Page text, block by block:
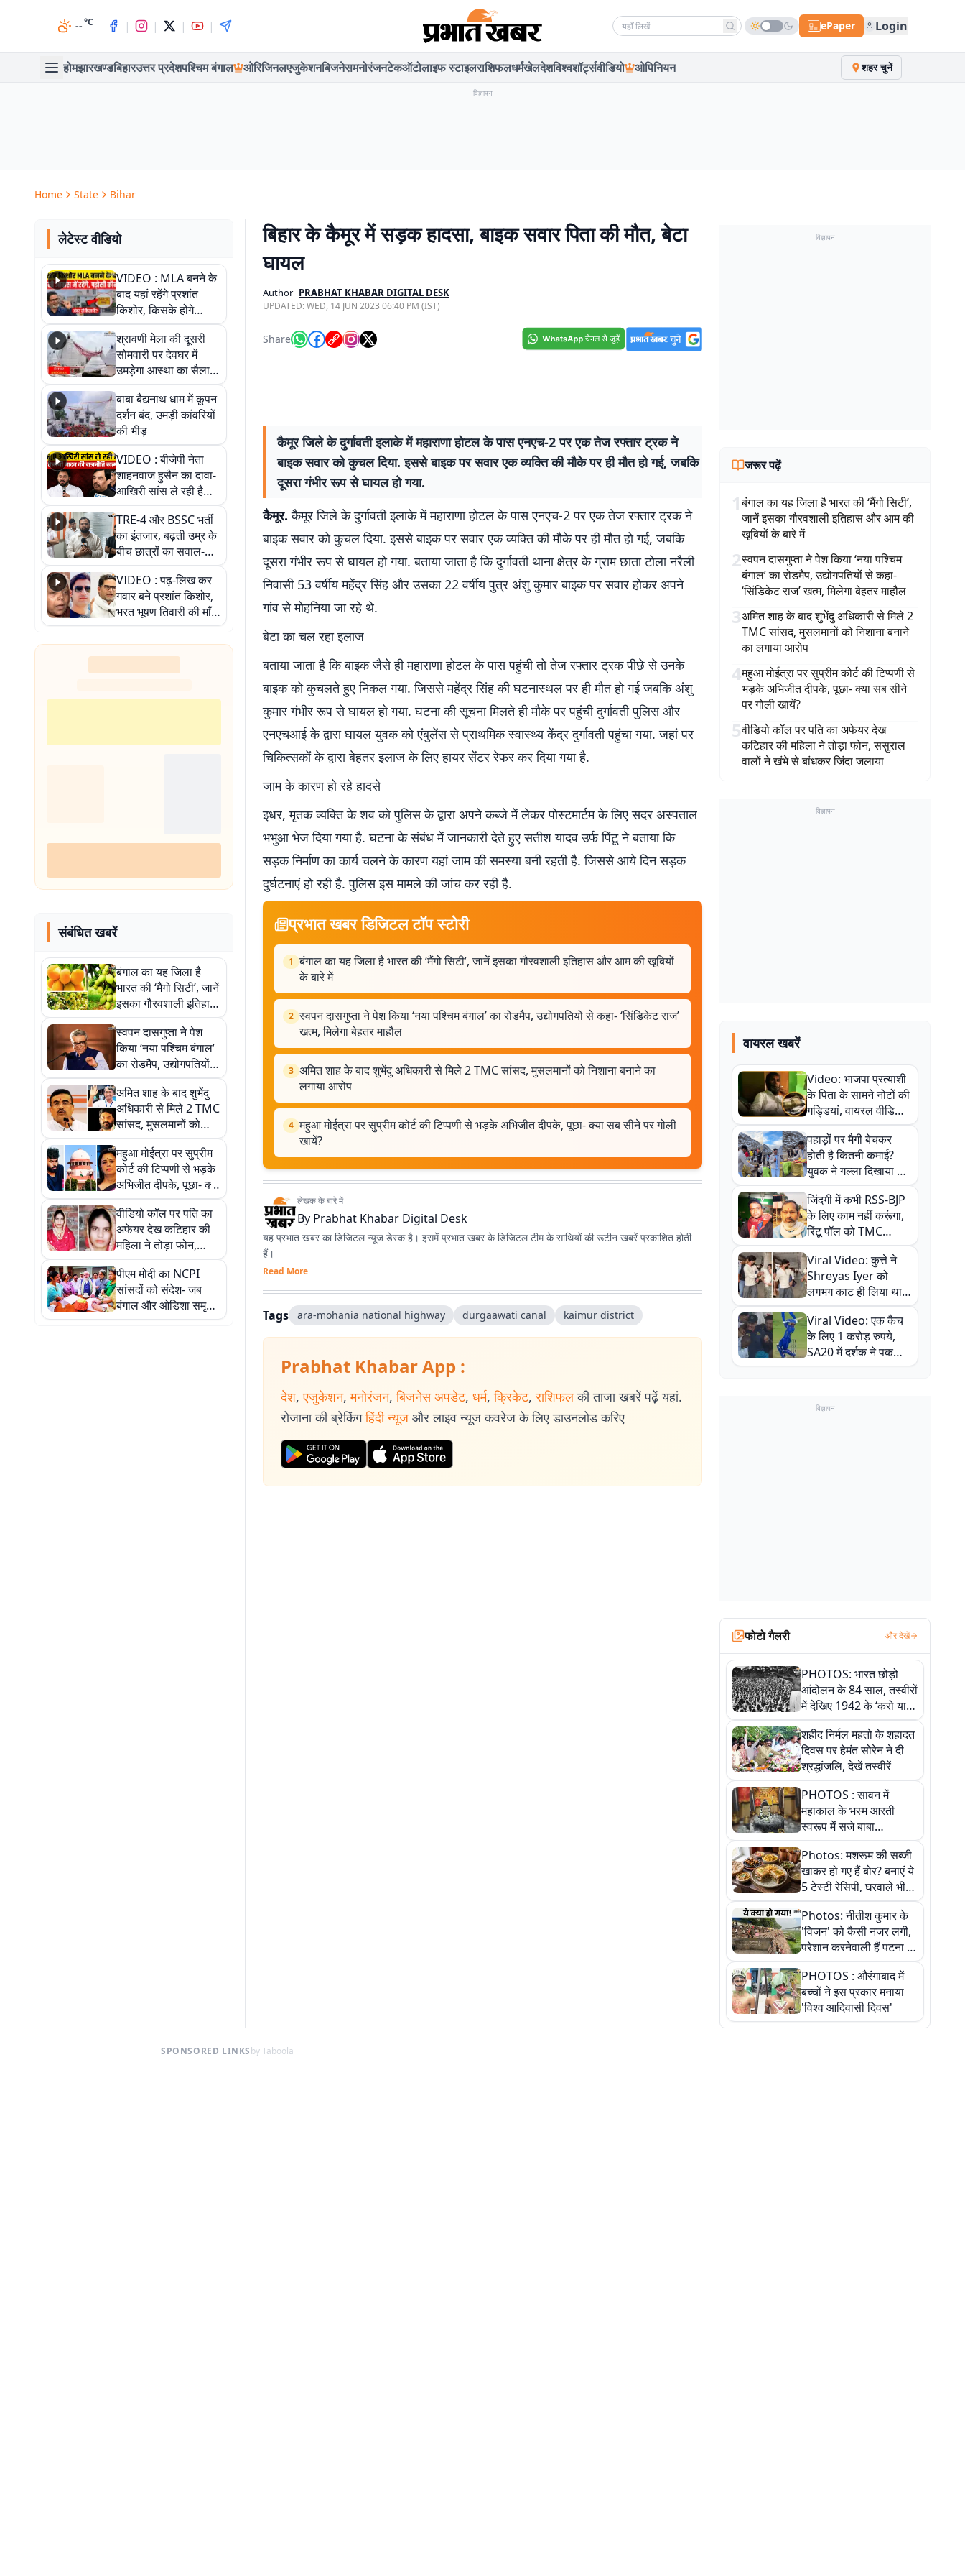
--°C | | | | Search news ePaper Login
होमझारखण्डबिहारउत्तर प्रदेशपश्चिम बंगाल ओरिजिनलएजुकेशनबिजनेसमनोरंजनटेकऑटोलाइफ स्टाइलराशिफलधर्मखेलदेशविश्वशॉर्ट्सवीडियो ओपिनियन शहर चुनें
विज्ञापन
Home State Bihar
लेटेस्ट वीडियो
VIDEO : MLA बनने के
बाद यहां रहेंगे प्रशांत
किशोर, किसके होंगे
पड़ोसी? वीडियो में देखिए
कैसा है पीके का नया
ठिकाना
श्रावणी मेला की दूसरी
सोमवारी पर देवघर में
उमड़ेगा आस्था का सैलाब,
तीन लाख से अधिक
श्रद्धालुओं के पहुंचने का
अनुमान
बाबा बैद्यनाथ धाम में कूपन
दर्शन बंद, उमड़ी कांवरियों
की भीड़
VIDEO : बीजेपी नेता
शाहनवाज हुसैन का दावा-
आखिरी सांस ले रही है
RJD, तेजस्वी को लेकर
क्या कहा, सुनिए
TRE-4 और BSSC भर्ती
का इंतजार, बढ़ती उम्र के
बीच छात्रों का सवाल-
आखिर कब आएगी बहाली?
देखें वीडियो
VIDEO : पढ़-लिख कर
गवार बने प्रशांत किशोर,
भरत भूषण तिवारी की माँ ने
कहा नहीं थी उम्मीद, बेटा
था तो किसी को बोलने की
नहीं थी हिम्मत
संबंधित खबरें
बंगाल का यह जिला है
भारत की ‘मैंगो सिटी’, जानें
इसका गौरवशाली इतिहास
और आम की खूबियों के
बारे में
स्वपन दासगुप्ता ने पेश
किया ‘नया पश्चिम बंगाल’
का रोडमैप, उद्योगपतियों से
कहा- ‘सिंडिकेट राज’
खत्म, मिलेगा बेहतर माहौल
अमित शाह के बाद शुभेंदु
अधिकारी से मिले 2 TMC
सांसद, मुसलमानों को
निशाना बनाने का लगाया
आरोप
महुआ मोईत्रा पर सुप्रीम
कोर्ट की टिप्पणी से भड़के
अभिजीत दीपके, पूछा- क्या
सब सीने पर गोली खायें?
वीडियो कॉल पर पति का
अफेयर देख कटिहार की
महिला ने तोड़ा फोन,
ससुराल वालों ने खंभे से
बांधकर जिंदा जलाया
पीएम मोदी का NCPI
सांसदों को संदेश- जब
बंगाल और ओडिशा समृद्ध
थे, तब भारत भी हर तरह
बिहार के कैमूर में सड़क हादसा, बाइक सवार पिता की मौत, बेटा
घायल
Author PRABHAT KHABAR DIGITAL DESK
UPDATED:WED, 14 JUN 2023 06:40 PM (IST)
Share
कैमूर जिले के दुर्गावती इलाके में महाराणा होटल के पास एनएच-2 पर एक तेज रफ्तार ट्रक ने
बाइक सवार को कुचल दिया. इससे बाइक पर सवार एक व्यक्ति की मौके पर ही मौत हो गई, जबकि
दूसरा गंभीर रूप से घायल हो गया.
कैमूर. कैमूर जिले के दुर्गावती इलाके में महाराणा होटल के पास एनएच-2 पर एक तेज रफ्तार ट्रक ने
बाइक सवार को कुचल दिया. इससे बाइक पर सवार एक व्यक्ति की मौके पर ही मौत हो गई, जबकि
दूसरा गंभीर रूप से घायल हो गया. बताया जाता है कि दुर्गावती थाना क्षेत्र के ग्राम छाता टोला नरैली
निवासी 53 वर्षीय महेंद्र सिंह और उसका 22 वर्षीय पुत्र अंशु कुमार बाइक पर सवार होकर अपने
गांव से मोहनिया जा रहे थे.
बेटा का चल रहा इलाज
बताया जाता है कि बाइक जैसे ही महाराणा होटल के पास पहुंची तो तेज रफ्तार ट्रक पीछे से उनके
बाइक को कुचलते हुए निकल गया. जिससे महेंद्र सिंह की घटनास्थल पर ही मौत हो गई जबकि अंशु
कुमार गंभीर रूप से घायल हो गया. घटना की सूचना मिलते ही मौके पर पहुंची दुर्गावती पुलिस और
एनएचआई के द्वारा घायल युवक को एंबुलेंस से प्राथमिक स्वास्थ्य केंद्र दुर्गावती पहुंचा गया. जहां पर
चिकित्सकों के द्वारा बेहतर इलाज के लिए हायर सेंटर रेफर कर दिया गया है.
जाम के कारण हो रहे हादसे
इधर, मृतक व्यक्ति के शव को पुलिस के द्वारा अपने कब्जे में लेकर पोस्टमार्टम के लिए सदर अस्पताल
भभुआ भेज दिया गया है. घटना के संबंध में जानकारी देते हुए सतीश यादव उर्फ पिंटू ने बताया कि
सड़क निर्माण का कार्य चलने के कारण यहां जाम की समस्या बनी रहती है. जिससे आये दिन सड़क
दुर्घटनाएं हो रही है. पुलिस इस मामले की जांच कर रही है.
प्रभात खबर डिजिटल टॉप स्टोरी
1 बंगाल का यह जिला है भारत की ‘मैंगो सिटी’, जानें इसका गौरवशाली इतिहास और आम की खूबियों
के बारे में
2 स्वपन दासगुप्ता ने पेश किया ‘नया पश्चिम बंगाल’ का रोडमैप, उद्योगपतियों से कहा- ‘सिंडिकेट राज’
खत्म, मिलेगा बेहतर माहौल
3 अमित शाह के बाद शुभेंदु अधिकारी से मिले 2 TMC सांसद, मुसलमानों को निशाना बनाने का
लगाया आरोप
4 महुआ मोईत्रा पर सुप्रीम कोर्ट की टिप्पणी से भड़के अभिजीत दीपके, पूछा- क्या सब सीने पर गोली
खायें?
लेखक के बारे में
By Prabhat Khabar Digital Desk
यह प्रभात खबर का डिजिटल न्यूज डेस्क है। इसमें प्रभात खबर के डिजिटल टीम के साथियों की रूटीन खबरें प्रकाशित होती
हैं।
Read More
Tags ara-mohania national highway durgaawati canal kaimur district
Prabhat Khabar App :
देश, एजुकेशन, मनोरंजन, बिजनेस अपडेट, धर्म, क्रिकेट, राशिफल की ताजा खबरें पढ़ें यहां.
रोजाना की ब्रेकिंग हिंदी न्यूज और लाइव न्यूज कवरेज के लिए डाउनलोड करिए
विज्ञापन
जरूर पढ़ें
1बंगाल का यह जिला है भारत की ‘मैंगो सिटी’,
जानें इसका गौरवशाली इतिहास और आम की
खूबियों के बारे में
2स्वपन दासगुप्ता ने पेश किया ‘नया पश्चिम
बंगाल’ का रोडमैप, उद्योगपतियों से कहा-
‘सिंडिकेट राज’ खत्म, मिलेगा बेहतर माहौल
3अमित शाह के बाद शुभेंदु अधिकारी से मिले 2
TMC सांसद, मुसलमानों को निशाना बनाने
का लगाया आरोप
4महुआ मोईत्रा पर सुप्रीम कोर्ट की टिप्पणी से
भड़के अभिजीत दीपके, पूछा- क्या सब सीने
पर गोली खायें?
5वीडियो कॉल पर पति का अफेयर देख
कटिहार की महिला ने तोड़ा फोन, ससुराल
वालों ने खंभे से बांधकर जिंदा जलाया
विज्ञापन
वायरल खबरें
Video: भाजपा प्रत्याशी
के पिता के सामने नोटों की
गड्डियां, वायरल वीडियो
से राजनीति में उबाल,
अजित महतो बोले- TMC
की गंदी चाल
पहाड़ों पर मैगी बेचकर
होती है कितनी कमाई?
युवक ने गल्ला दिखाया तो
नौकरी वालों के खड़े हो गए
कान
जिंदगी में कभी RSS-BJP
के लिए काम नहीं करूंगा,
रिंटू पॉल को TMC
ऑफिस में ले जाकर पीटा,
Video वायरल
Viral Video: कुत्ते ने
Shreyas Iyer को
लगभग काट ही लिया था,
न्यूजीलैंड सीरीज से पहले
बाल-बाल बचे
Viral Video: एक कैच
के लिए 1 करोड़ रुपये,
SA20 में दर्शक ने पकड़ा
एक हाथ से गजब का कैच
विज्ञापन
फोटो गैलरी और देखें
PHOTOS: भारत छोड़ो
आंदोलन के 84 साल, तस्वीरों
में देखिए 1942 के ‘करो या
मरो’ आंदोलन की कहानी
शहीद निर्मल महतो के शहादत
दिवस पर हेमंत सोरेन ने दी
श्रद्धांजलि, देखें तस्वीरें
PHOTOS : सावन में
महाकाल के भस्म आरती
स्वरूप में सजे बाबा
औघड़दानी, तस्वीरों में करें
अद्भुत दर्शन
Photos: मशरूम की सब्जी
खाकर हो गए हैं बोर? बनाएं ये
5 टेस्टी रेसिपी, घरवाले भी
मांगेंगे बार-बार
Photos: नीतीश कुमार के
'विजन' को कैसी नजर लगी,
परेशान करनेवाली हैं पटना में
गंगा घाट की ये 11 तस्वीरें
PHOTOS : औरंगाबाद में
बच्चों ने इस प्रकार मनाया
'विश्व आदिवासी दिवस'
SPONSORED LINKSby Taboola